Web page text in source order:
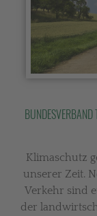
Klimaschutz
unserer Zeit.
Verkehr sind
der